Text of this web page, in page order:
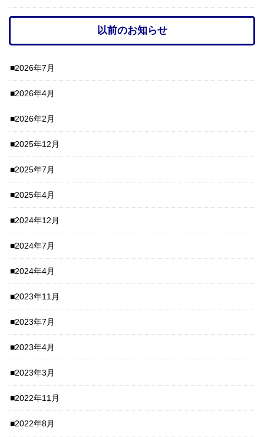
以前のお知らせ
2026年7月
2026年4月
2026年2月
2025年12月
2025年7月
2025年4月
2024年12月
2024年7月
2024年4月
2023年11月
2023年7月
2023年4月
2023年3月
2022年11月
2022年8月